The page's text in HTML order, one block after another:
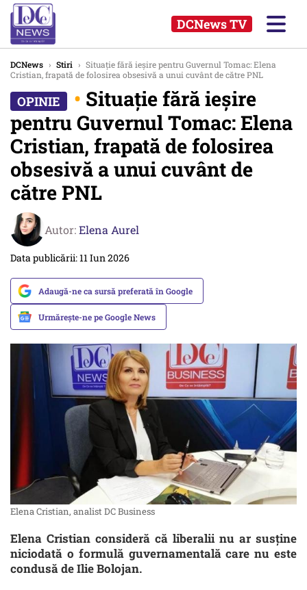
DCNews TV
DCNews › Stiri › Situație fără ieșire pentru Guvernul Tomac: Elena
Cristian, frapată de folosirea obsesivă a unui cuvânt de către PNL
• Situație fără ieșire
pentru Guvernul Tomac: Elena
Cristian, frapată de folosirea
obsesivă a unui cuvânt de
către PNL
Autor:Elena Aurel
Data publicării: 11 Iun 2026
Adaugă-ne ca sursă preferată în Google
Urmărește-ne pe Google News
Elena Cristian, analist DC Business
Elena Cristian consideră că liberalii nu ar susține
niciodată o formulă guvernamentală care nu este
condusă de Ilie Bolojan.